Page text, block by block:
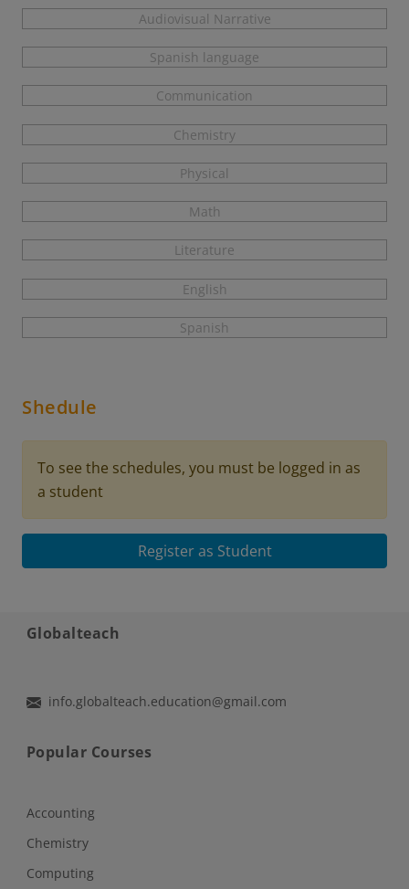
Audiovisual Narrative
Spanish language
Communication
Chemistry
Physical
Math
Literature
English
Spanish
Shedule
To see the schedules, you must be logged in as
a student
Register as Student
Globalteach
info.globalteach.education@gmail.com
Popular Courses
Accounting
Chemistry
Computing